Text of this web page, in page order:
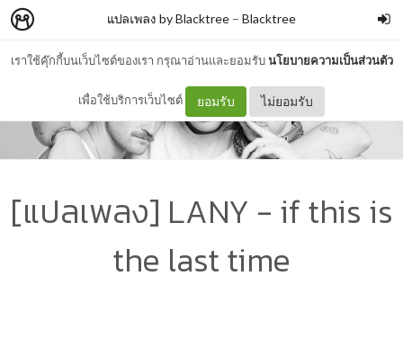
เราใช้คุ๊กกี้บนเว็บไซต์ของเรา กรุณาอ่านและยอมรับนโยบายความเป็นส่วนตัว
เพื่อใช้บริการเว็บไซต์ ยอมรับ ไม่ยอมรับ
แปลเพลง by Blacktree – Blacktree
[แปลเพลง] LANY - if this is
the last time